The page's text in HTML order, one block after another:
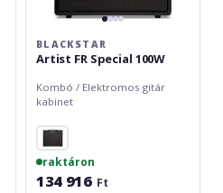
BLACKSTAR
Artist FR Special 100W
Kombó / Elektromos gitár
kabinet
raktáron
134 916 Ft